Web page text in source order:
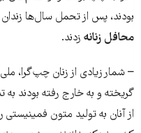
بودند، پس از تحمل سال‌ها
محافل زنانه زدند.
– شمار زیادی از زنان چپ‌گرا،
گریخته و به خارج رفته بودند
از آنان به تولید متون